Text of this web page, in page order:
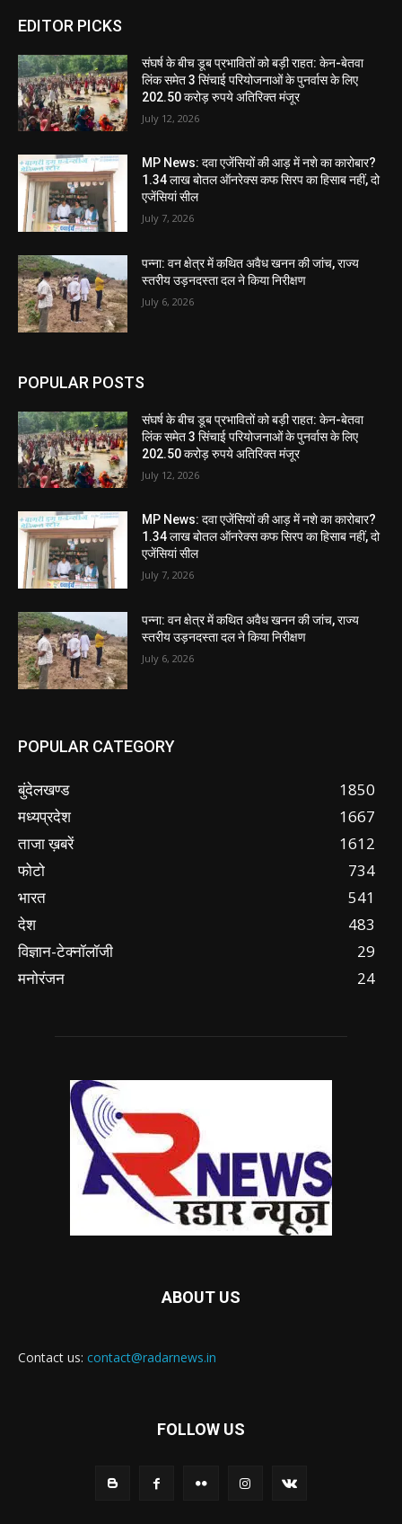
EDITOR PICKS
संघर्ष के बीच डूब प्रभावितों को बड़ी राहत: केन-बेतवा
लिंक समेत 3 सिंचाई परियोजनाओं के पुनर्वास के लिए
202.50 करोड़ रुपये अतिरिक्त मंजूर
July 12, 2026
MP News: दवा एजेंसियों की आड़ में नशे का कारोबार?
1.34 लाख बोतल ऑनरेक्स कफ सिरप का हिसाब नहीं, दो
एजेंसियां सील
July 7, 2026
पन्ना: वन क्षेत्र में कथित अवैध खनन की जांच, राज्य
स्तरीय उड़नदस्ता दल ने किया निरीक्षण
July 6, 2026
POPULAR POSTS
संघर्ष के बीच डूब प्रभावितों को बड़ी राहत: केन-बेतवा
लिंक समेत 3 सिंचाई परियोजनाओं के पुनर्वास के लिए
202.50 करोड़ रुपये अतिरिक्त मंजूर
July 12, 2026
MP News: दवा एजेंसियों की आड़ में नशे का कारोबार?
1.34 लाख बोतल ऑनरेक्स कफ सिरप का हिसाब नहीं, दो
एजेंसियां सील
July 7, 2026
पन्ना: वन क्षेत्र में कथित अवैध खनन की जांच, राज्य
स्तरीय उड़नदस्ता दल ने किया निरीक्षण
July 6, 2026
POPULAR CATEGORY
बुंदेलखण्ड
1850
मध्यप्रदेश
1667
ताजा ख़बरें
1612
फोटो
734
भारत
541
देश
483
विज्ञान-टेक्नॉलॉजी
29
मनोरंजन
24
ABOUT US
Contact us: contact@radarnews.in
FOLLOW US